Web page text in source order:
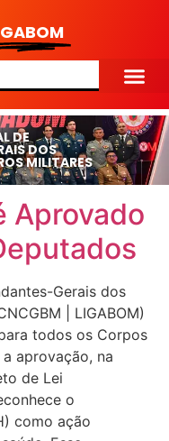
DE
DOS
MILITARES
Aprovado
Gerais dos
| LIGABOM)
todos os Corpos
aprovação, na
de Lei
o
como ação